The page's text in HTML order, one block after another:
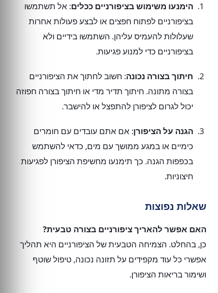
הימנעו משימוש בציפורניים ככלים: אל תשתמשו
בציפורניים לפתוח חפצים או לבצע פעולות אחרות
שעלולות להעמיס עליהן. השתמשו בידיים ולא
בציפורניים כדי למנוע פגיעות.
חיתוך בצורה נכונה: חשוב לחתוך את הציפורניים
בצורה מתונה. חיתוך תדיר מדי או חיתוך בצורה חפוזה
יכול לגרום לציפורן להתפצל או להישבר.
הגנה על הציפורן: אם אתם עובדים עם חומרים
כימיים או במגע ממושך עם מים, כדאי להשתמש
בכפפות הגנה. כך תימנעו מחשיפת הציפורן לפגיעות
חיצוניות.
שאלות נפוצות
האם אפשר להאריך ציפורניים בצורה טבעית?
כן, בהחלט. הצמיחה הטבעית של הציפורניים היא תהליך
אפשרי כל עוד מקפידים על תזונה נכונה, טיפול שוטף
ושימור בריאות הציפורן.